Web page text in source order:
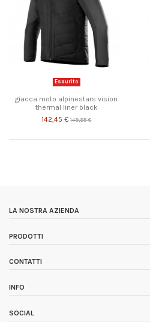
Esaurito
giacca moto alpinestars vision
thermal liner black
142,45 € 149,95 €
LA NOSTRA AZIENDA
PRODOTTI
CONTATTI
INFO
SOCIAL